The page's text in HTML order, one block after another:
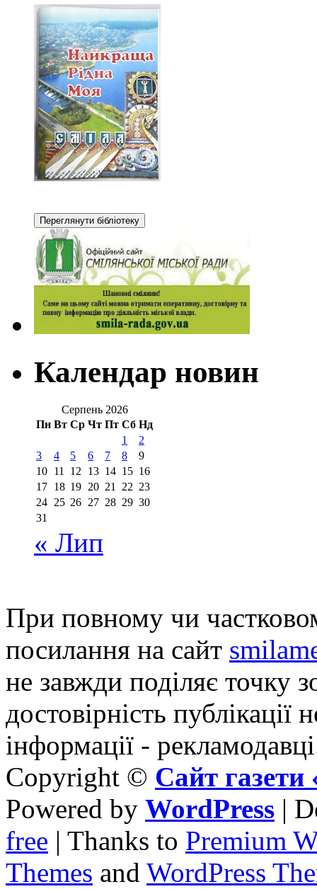
Календар новин
Серпень 2026
Пн Вт Ср Чт Пт Сб Нд
1
2
3
4 5 6 7 8
9
10 11 12 13 14 15 16
17 18 19 20 21 22 23
24 25 26 27 28 29 30
31
« Лип
При повному чи
посилання на сайт
не завжди поділяє точку
достовірність публікації
інформації -
Copyright © Сайт
Powered by WordPress |
free | Thanks to Premium
Themes and WordPress